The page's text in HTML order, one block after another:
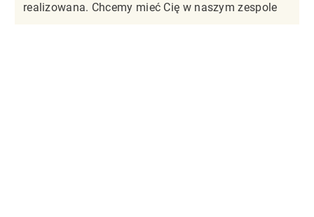
realizowana. Chcemy mieć Cię w naszym zespole